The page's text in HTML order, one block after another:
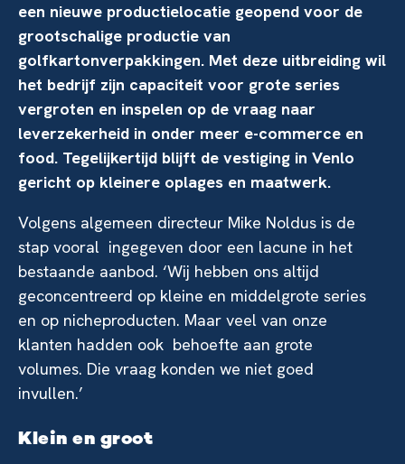
een nieuwe productielocatie geopend voor de
grootschalige productie van
golfkartonverpakkingen. Met deze uitbreiding wil
het bedrijf zijn capaciteit voor grote series
vergroten en inspelen op de vraag naar
leverzekerheid in onder meer e-commerce en
food. Tegelijkertijd blijft de vestiging in Venlo
gericht op kleinere oplages en maatwerk.
Volgens algemeen directeur Mike Noldus is de
stap vooral ingegeven door een lacune in het
bestaande aanbod. ‘Wij hebben ons altijd
geconcentreerd op kleine en middelgrote series
en op nicheproducten. Maar veel van onze
klanten hadden ook behoefte aan grote
volumes. Die vraag konden we niet goed
invullen.’
Klein en groot